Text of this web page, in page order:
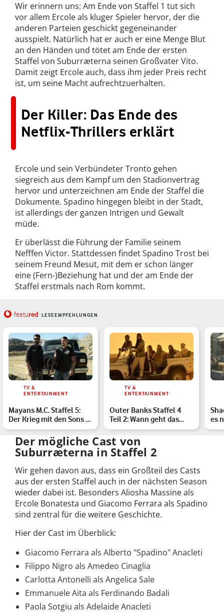
Wir erinnern uns: Am Ende von Staffel 1 tut sich
vor allem Ercole als kluger Spieler hervor, der die
anderen Parteien geschickt gegeneinander
ausspielt. Natürlich hat er auch er eine Menge Blut
an den Händen und tötet am Ende der ersten
Staffel von Suburræterna seinen Großvater Vito.
Damit zeigt Ercole auch, dass ihm jeder Preis recht
ist, um seine Macht aufrechtzuerhalten.
Der Killer: Das Ende des
Netflix-Thrillers erklärt
Ercole und sein Verbündeter Tronto gehen
siegreich aus dem Kampf um den Stadionvertrag
hervor und unterzeichnen am Ende der Staffel die
Dokumente. Spadino hingegen bleibt in der Stadt,
ist allerdings der ganzen Intrigen und Gewalt
müde.
Er überlässt die Führung der Familie seinem
Nefffen Victor. Stattdessen findet Spadino Trost bei
seinem Freund Mesut, mit dem er schon länger
eine (Fern-)Beziehung hat und der am Ende der
Staffel erstmals nach Rom kommt.
featured LESEEMPFEHLUNGEN
TV &
ENTERTAINMENT
Mayans M.C. Staffel 5:
Der Krieg mit den Sons of
Anarchy eskalier…
TV &
ENTERTAINMENT
Outer Banks Staffel 4
Teil 2: Wann geht das
Pogues-Abenteuer weit…
es
Der mögliche Cast von
Suburræterna in Staffel 2
Wir gehen davon aus, dass ein Großteil des Casts
aus der ersten Staffel auch in der nächsten Season
wieder dabei ist. Besonders Aliosha Massine als
Ercole Bonatesta und Giacomo Ferrara als Spadino
sind zentral für die weitere Geschichte.
Hier der Cast im Überblick:
Giacomo Ferrara als Alberto "Spadino" Anacleti
Filippo Nigro als Amedeo Cinaglia
Carlotta Antonelli als Angelica Sale
Emmanuele Aita als Ferdinando Badali
Paola Sotgiu als Adelaide Anacleti